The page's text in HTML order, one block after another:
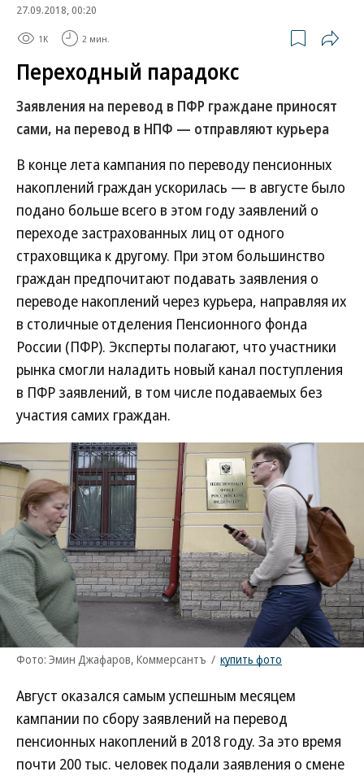
27.09.2018, 00:20
1K 2 мин.
Переходный парадокс
Заявления на перевод в ПФР граждане приносят
сами, на перевод в НПФ — отправляют курьера
В конце лета кампания по переводу пенсионных
накоплений граждан ускорилась — в августе было
подано больше всего в этом году заявлений о
переходе застрахованных лиц от одного
страховщика к другому. При этом большинство
граждан предпочитают подавать заявления о
переводе накоплений через курьера, направляя их
в столичные отделения Пенсионного фонда
России (ПФР). Эксперты полагают, что участники
рынка смогли наладить новый канал поступления
в ПФР заявлений, в том числе подаваемых без
участия самих граждан.
Фото: Эмин Джафаров, Коммерсантъ / купить фото
Август оказался самым успешным месяцем
кампании по сбору заявлений на перевод
пенсионных накоплений в 2018 году. За это время
почти 200 тыс. человек подали заявления о смене